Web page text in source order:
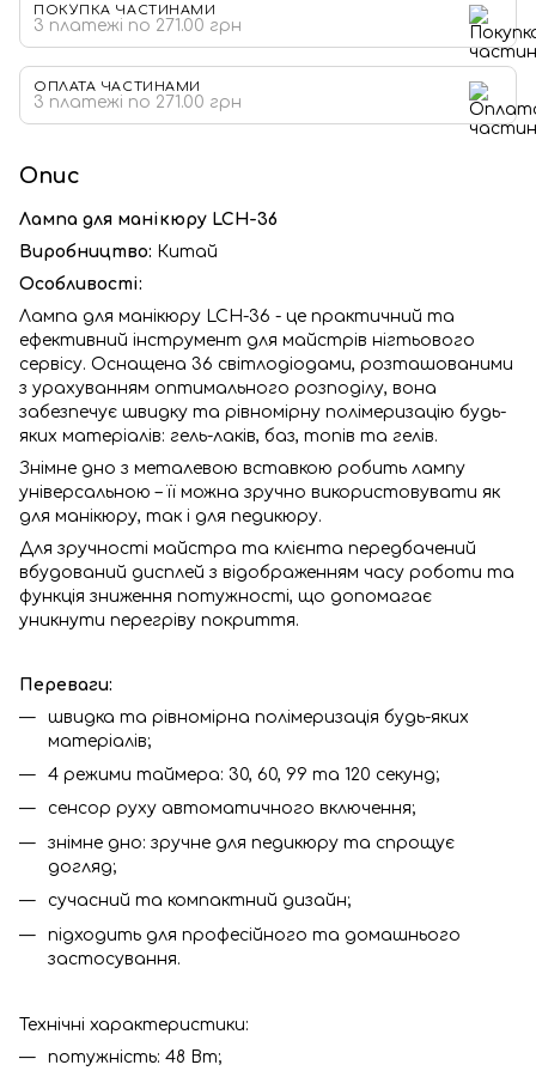
ПОКУПКА ЧАСТИНАМИ
3 платежі по 271.00 грн
ОПЛАТА ЧАСТИНАМИ
3 платежі по 271.00 грн
Опис
Лампа для манікюру LCH-36
Виробництво: Китай
Особливості:
Лампа для манікюру LCH-36 - це практичний та
ефективний інструмент для майстрів нігтьового
сервісу. Оснащена 36 світлодіодами, розташованими
з урахуванням оптимального розподілу, вона
забезпечує швидку та рівномірну полімеризацію будь-
яких матеріалів: гель-лаків, баз, топів та гелів.
Знімне дно з металевою вставкою робить лампу
універсальною – її можна зручно використовувати як
для манікюру, так і для педикюру.
Для зручності майстра та клієнта передбачений
вбудований дисплей з відображенням часу роботи та
функція зниження потужності, що допомагає
уникнути перегріву покриття.
Переваги:
швидка та рівномірна полімеризація будь-яких
матеріалів;
4 режими таймера: 30, 60, 99 та 120 секунд;
сенсор руху автоматичного включення;
знімне дно: зручне для педикюру та спрощує
догляд;
сучасний та компактний дизайн;
підходить для професійного та домашнього
застосування.
Технічні характеристики:
потужність: 48 Вт;